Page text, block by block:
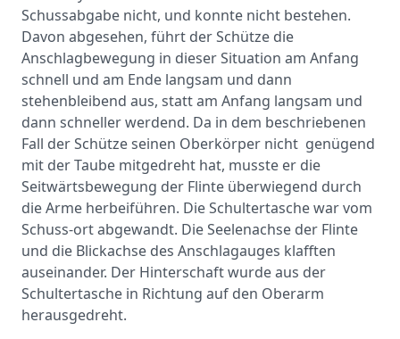
Schussabgabe nicht, und konnte nicht bestehen.
Davon abgesehen, führt der Schütze die
Anschlagbewegung in dieser Situation am Anfang
schnell und am Ende langsam und dann
stehenbleibend aus, statt am Anfang langsam und
dann schneller werdend. Da in dem beschriebenen
Fall der Schütze seinen Oberkörper nicht genügend
mit der Taube mitgedreht hat, musste er die
Seitwärtsbewegung der Flinte überwiegend durch
die Arme herbeiführen. Die Schultertasche war vom
Schuss-ort abgewandt. Die Seelenachse der Flinte
und die Blickachse des Anschlagauges klafften
auseinander. Der Hinterschaft wurde aus der
Schultertasche in Richtung auf den Oberarm
herausgedreht.